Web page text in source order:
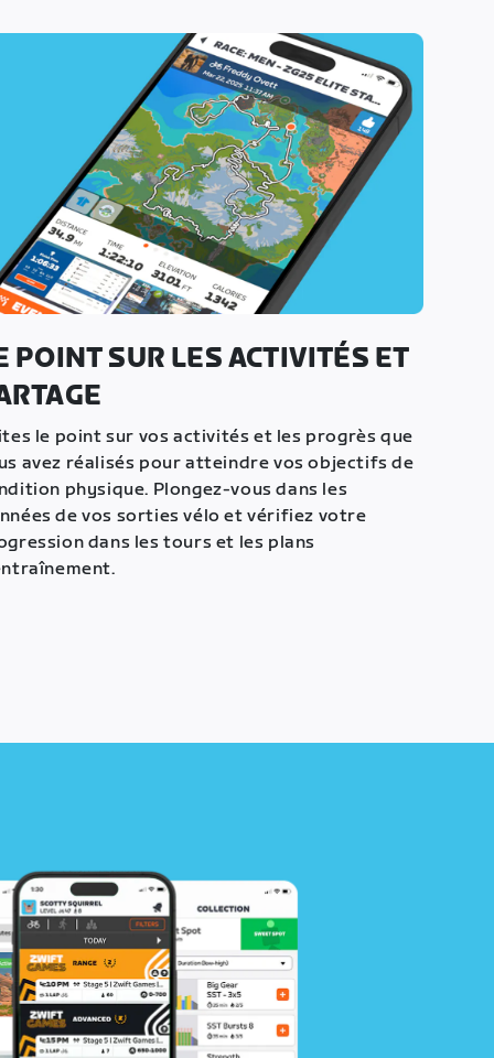
POINT SUR LES ACTIVITÉS ET
le point sur vos activités et les progrès que
avez réalisés pour atteindre vos objectifs de
physique. Plongez-vous dans les
de vos sorties vélo et vérifiez votre
dans les tours et les plans